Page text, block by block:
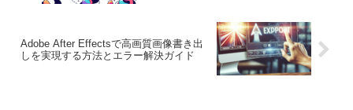
Adobe After Effectsで高画質画像書き出
しを実現する方法とエラー解決ガイド